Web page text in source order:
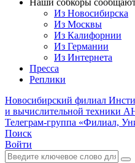
Наши собкоры
Из Новосибирска
Из Москвы
Из Калифорнии
Из Германии
Из Интернета
Пресса
Реплики
Новосибирский филиал
и вычислительной техники
Телеграм-группа «Филиал,
Поиск
Войти